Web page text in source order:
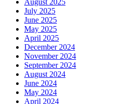
July 2025
June 2025
May 2025
April 2025
December 2024
November 2024
September 2024
August 2024
June 2024
May 2024
April 2024